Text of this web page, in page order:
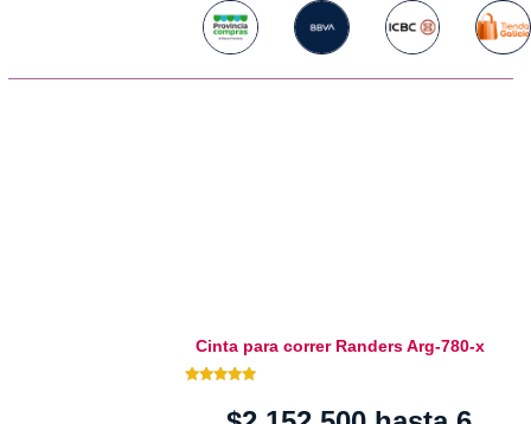
Cinta para correr Randers Arg-780-x